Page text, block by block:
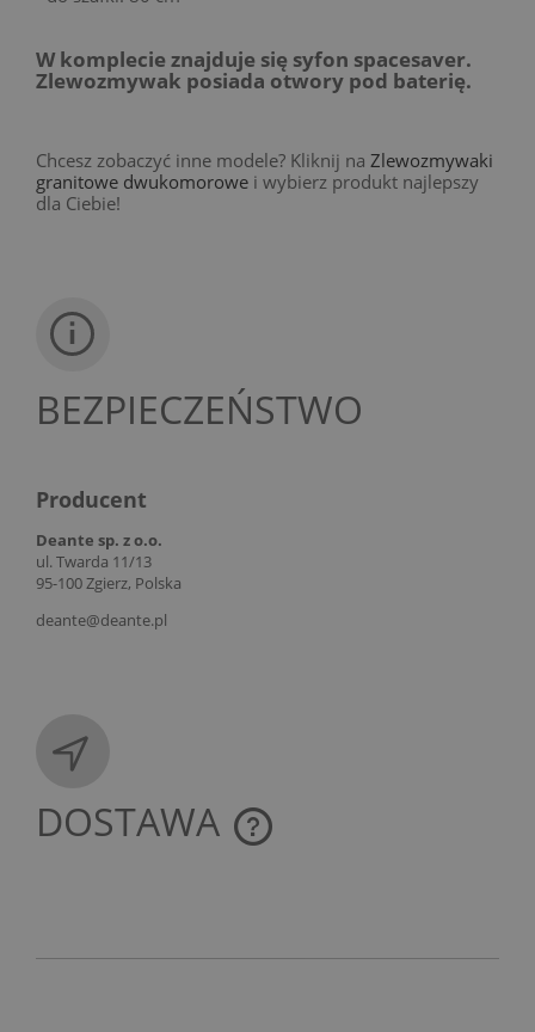
W komplecie znajduje się syfon spacesaver.
Zlewozmywak posiada otwory pod baterię.
Chcesz zobaczyć inne modele? Kliknij na Zlewozmywaki
granitowe dwukomorowe i wybierz produkt najlepszy
dla Ciebie!
BEZPIECZEŃSTWO
Producent
Deante sp. z o.o.
ul. Twarda 11/13
95-100 Zgierz, Polska
deante@deante.pl
DOSTAWA
CENA NIE ZAWIERA EWENTUALNYCH KOSZTÓW